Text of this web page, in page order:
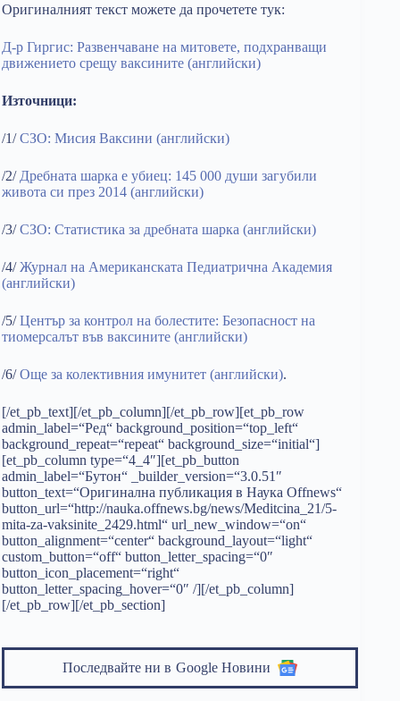
Оригиналният текст можете да прочетете тук:
Д-р Гиргис: Развенчаване на митовете, подхранващи
движението срещу ваксините (английски)
Източници:
/1/СЗО: Мисия Ваксини (английски)
/2/ Дребната шарка е убиец: 145 000 души загубили
живота си през 2014 (английски)
/3/СЗО: Статистика за дребната шарка (английски)
/4/Журнал на Американската Педиатрична Академия
(английски)
/5/Център за контрол на болестите: Безопасност на
тиомерсалът във ваксините (английски)
/6/Още за колективния имунитет (английски).
[/et_pb_text][/et_pb_column][/et_pb_row][et_pb_row
admin_label=“Ред“ background_position=“top_left“
background_repeat=“repeat“ background_size=“initial“]
[et_pb_column type=“4_4″][et_pb_button
admin_label=“Бутон“ _builder_version=“3.0.51″
button_text=“Оригинална публикация в Наука Offnews“
button_url=“http://nauka.offnews.bg/news/Meditcina_21/5-
mita-za-vaksinite_2429.html“ url_new_window=“on“
button_alignment=“center“ background_layout=“light“
custom_button=“off“ button_letter_spacing=“0″
button_icon_placement=“right“
button_letter_spacing_hover=“0″ /][/et_pb_column]
[/et_pb_row][/et_pb_section]
Последвайте ни в Google Новини